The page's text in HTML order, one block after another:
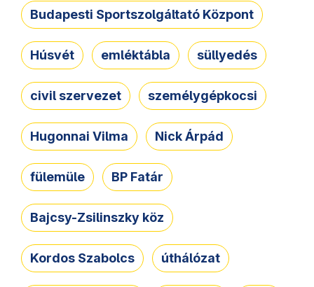
Budapesti Sportszolgáltató Központ
Húsvét emléktábla süllyedés
civil szervezet személygépkocsi
Hugonnai Vilma Nick Árpád
fülemüle BP Fatár
Bajcsy-Zsilinszky köz
Kordos Szabolcs úthálózat